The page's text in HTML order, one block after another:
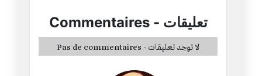
Commentaires- تعليقات
Pas de commentaires - لا توجد تعليقات